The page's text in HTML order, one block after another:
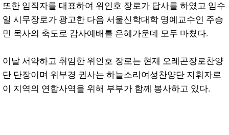
또한 임직자를 대표하여 위인호 장로가 답사를 하였고 임수
일 시무장로가 광고한 다음 서울신학대학 명예교수인 주승
민 목사의 축도로 감사예배를 은혜가운데 모두 마쳤다.
이날 서약하고 취임한 위인호 장로는 현재 오레곤장로찬양
단 단장이며 위부경 권사는 하늘소리여성찬양단 지휘자로
이 지역의 연합사역을 위해 부부가 함께 봉사하고 있다.